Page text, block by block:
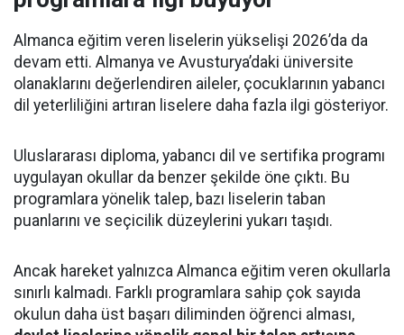
Almanca eğitim veren liselerin yükselişi 2026’da da
devam etti. Almanya ve Avusturya’daki üniversite
olanaklarını değerlendiren aileler, çocuklarının yabancı
dil yeterliliğini artıran liselere daha fazla ilgi gösteriyor.
Uluslararası diploma, yabancı dil ve sertifika programı
uygulayan okullar da benzer şekilde öne çıktı. Bu
programlara yönelik talep, bazı liselerin taban
puanlarını ve seçicilik düzeylerini yukarı taşıdı.
Ancak hareket yalnızca Almanca eğitim veren okullarla
sınırlı kalmadı. Farklı programlara sahip çok sayıda
okulun daha üst başarı diliminden öğrenci alması,